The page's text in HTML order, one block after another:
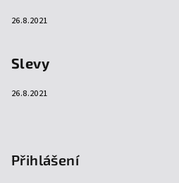
26.8.2021
Slevy
26.8.2021
Přihlášení